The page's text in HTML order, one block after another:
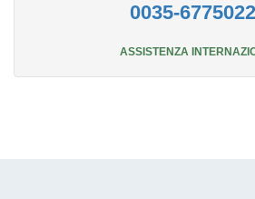
0035-
ASSISTENZA